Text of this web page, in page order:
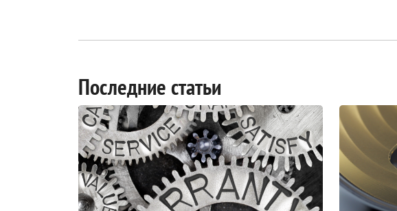
Последние статьи